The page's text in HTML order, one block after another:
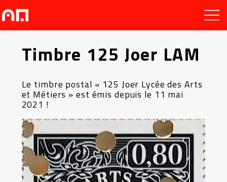
Timbre 125 Joer LAM
Le timbre postal « 125 Joer Lycée des Arts
et Métiers » est émis depuis le 11 mai
2021 !